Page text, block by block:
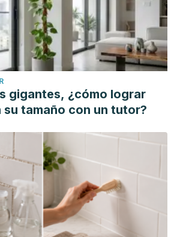
gigantes, ¿cómo lograr
su tamaño con un tutor?